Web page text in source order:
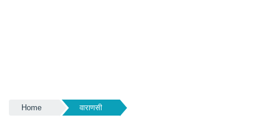
Home वाराणसी